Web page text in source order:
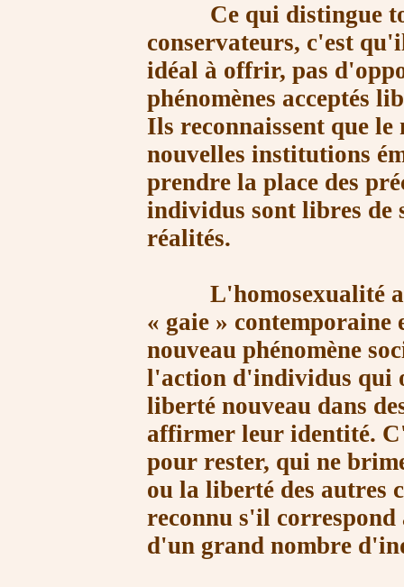
Ce qui distingue
conservateurs, c'est
idéal à offrir, pas
phénomènes acceptés
Ils reconnaissent que le
nouvelles institutions
prendre la place des
individus sont libres de
réalités.
L'homosexualité a
« gaie » contemporaine
nouveau phénomène
l'action d'individus qui
liberté nouveau dans
affirmer leur identité.
pour rester, qui ne
ou la liberté des autres
reconnu s'il correspond
d'un grand nombre